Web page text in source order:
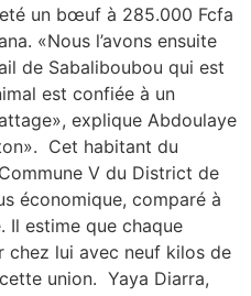
un bœuf à 285.000 Fcfa
«Nous l’avons ensuite
de Sabaliboubou qui est
est confiée à un
explique Abdoulaye
Cet habitant du
V du District de
économique, comparé à
Il estime que chaque
lui avec neuf kilos de
union. Yaya Diarra,